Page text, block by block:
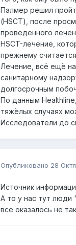
Палмер решил
(HSCT), после
проведенного
HSCT-лечение,
прежнему
Лечение, всё ещё
санитарному
долгосрочным
По данным
тяжёлых случаях
Исследователи до
Опубликовано 28
Источник
А то у нас тут люди
все оказалось не